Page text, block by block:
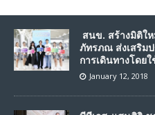
สนข. สร้างมิติใ
ภัทรภณ ส่งเสริม
การเดินทางโดย
January 12, 2018